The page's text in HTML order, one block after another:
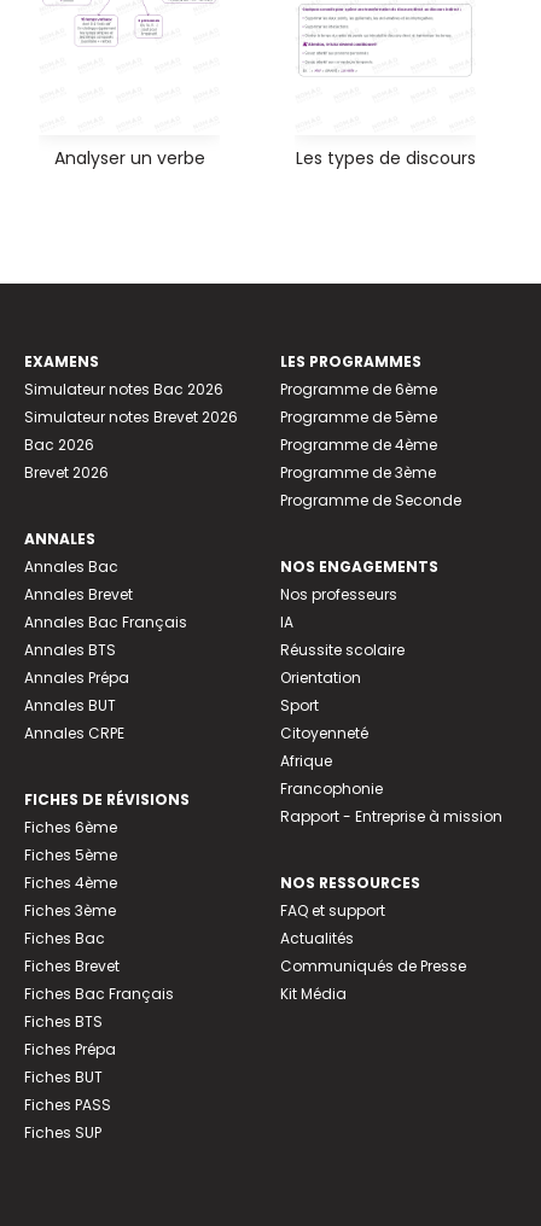
Analyser un verbe Les types de discours
EXAMENS
Simulateur notes Bac 2026
Simulateur notes Brevet 2026
Bac 2026
Brevet 2026
ANNALES
Annales Bac
Annales Brevet
Annales Bac Français
Annales BTS
Annales Prépa
Annales BUT
Annales CRPE
FICHES DE RÉVISIONS
Fiches 6ème
Fiches 5ème
Fiches 4ème
Fiches 3ème
Fiches Bac
Fiches Brevet
Fiches Bac Français
Fiches BTS
Fiches Prépa
Fiches BUT
Fiches PASS
Fiches SUP
LES PROGRAMMES
Programme de 6ème
Programme de 5ème
Programme de 4ème
Programme de 3ème
Programme de Seconde
NOS ENGAGEMENTS
Nos professeurs
IA
Réussite scolaire
Orientation
Sport
Citoyenneté
Afrique
Francophonie
Rapport - Entreprise à mission
NOS RESSOURCES
FAQ et support
Actualités
Communiqués de Presse
Kit Média